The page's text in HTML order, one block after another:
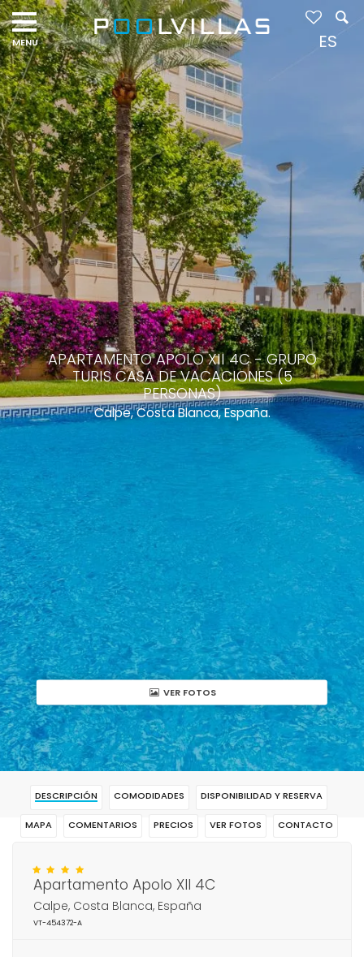
APARTAMENTO APOLO XII 4C - GRUPO
TURIS CASA DE VACACIONES (5
PERSONAS)
Calpe, Costa Blanca, España.
VER FOTOS
DESCRIPCIÓN COMODIDADES DISPONIBILIDAD Y RESERVA
MAPA COMENTARIOS PRECIOS VER FOTOS CONTACTO
Apartamento Apolo XII 4C
Calpe, Costa Blanca, España
VT-454372-A
ES